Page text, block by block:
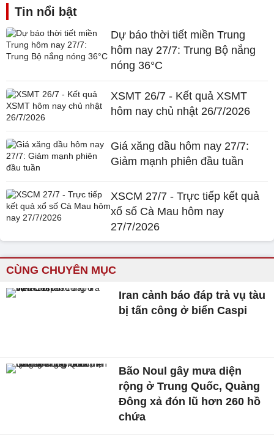
Tin nổi bật
Dự báo thời tiết miền Trung
hôm nay 27/7: Trung Bộ nắng
nóng 36°C
XSMT 26/7 - Kết quả XSMT
hôm nay chủ nhật 26/7/2026
Giá xăng dầu hôm nay 27/7:
Giảm mạnh phiên đầu tuần
XSCM 27/7 - Trực tiếp kết quả
xổ số Cà Mau hôm nay
27/7/2026
CÙNG CHUYÊN MỤC
Iran cảnh báo đáp trả vụ tàu
bị tấn công ở biển Caspi
Bão Noul gây mưa diện
rộng ở Trung Quốc, Quảng
Đông xả đón lũ hơn 260 hồ
chứa